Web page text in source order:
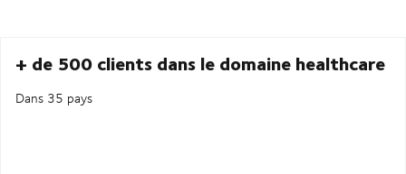
+ de 500 clients dans le domaine healthcare
Dans 35 pays